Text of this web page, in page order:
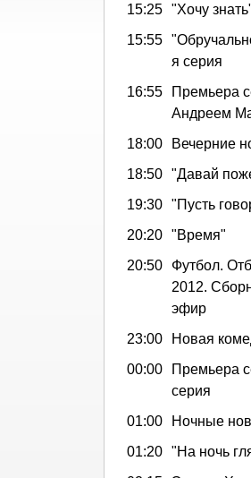
15:25 "Хочу
15:55
я серия
16:55
Премьера
Андреем
18:00
Вечерние
18:50 "Давай
19:30 "Пусть
20:20 "Время"
20:50
Футбол.
2012.
эфир
23:00
Новая
00:00
Премьера
серия
01:00
Ночные
01:20 "На ночь